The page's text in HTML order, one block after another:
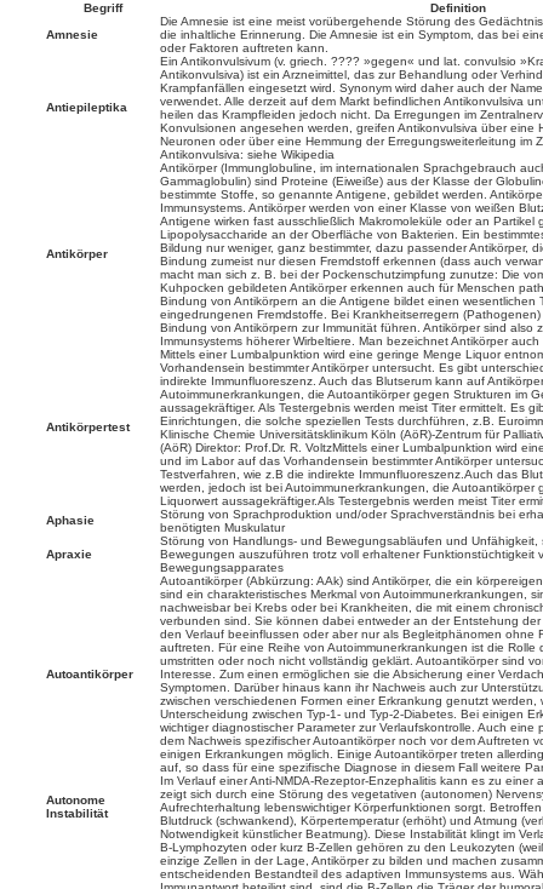
Begriff
Definition
Amnesie
Die Amnesie ist eine meist vorübergehende Störung des
die inhaltliche Erinnerung. Die Amnesie ist ein Symptom, das bei
oder Faktoren auftreten kann.
Antiepileptika
Ein Antikonvulsivum (v. griech. ???? »gegen« und lat. convulsio
Antikonvulsiva) ist ein Arzneimittel, das zur Behandlung oder
Krampfanfällen eingesetzt wird. Synonym wird daher auch der
verwendet. Alle derzeit auf dem Markt befindlichen Antikonvulsiva
heilen das Krampfleiden jedoch nicht. Da Erregungen im
Konvulsionen angesehen werden, greifen Antikonvulsiva über eine
Neuronen oder über eine Hemmung der Erregungsweiterleitung im
Antikonvulsiva: siehe Wikipedia
Antikörper
Antikörper (Immunglobuline, im internationalen Sprachgebrauch
Gammaglobulin) sind Proteine (Eiweiße) aus der Klasse der
bestimmte Stoffe, so genannte Antigene, gebildet werden.
Immunsystems. Antikörper werden von einer Klasse von weißen
Antigene wirken fast ausschließlich Makromoleküle oder an Partikel
Lipopolysaccharide an der Oberfläche von Bakterien. Ein
Bildung nur weniger, ganz bestimmter, dazu passender Antikörper,
Bindung zumeist nur diesen Fremdstoff erkennen (dass auch
macht man sich z. B. bei der Pockenschutzimpfung zunutze: Die
Kuhpocken gebildeten Antikörper erkennen auch für Menschen
Bindung von Antikörpern an die Antigene bildet einen wesentlichen
eingedrungenen Fremdstoffe. Bei Krankheitserregern
Bindung von Antikörpern zur Immunität führen. Antikörper sind also
Immunsystems höherer Wirbeltiere. Man bezeichnet Antikörper
Antikörpertest
Mittels einer Lumbalpunktion wird eine geringe Menge Liquor
Vorhandensein bestimmter Antikörper untersucht. Es gibt
indirekte Immunfluoreszenz. Auch das Blutserum kann auf
Autoimmunerkrankungen, die Autoantikörper gegen Strukturen im
aussagekräftiger. Als Testergebnis werden meist Titer ermittelt. Es
Einrichtungen, die solche speziellen Tests durchführen, z.B.
Klinische Chemie Universitätsklinikum Köln (AöR)-Zentrum für
(AöR) Direktor: Prof.Dr. R. VoltzMittels einer Lumbalpunktion wird
und im Labor auf das Vorhandensein bestimmter Antikörper
Testverfahren, wie z.B die indirekte Immunfluoreszenz.Auch das
werden, jedoch ist bei Autoimmunerkrankungen, die Autoantikörper
Liquorwert aussagekräftiger.Als Testergebnis werden meist Titer
Aphasie
Störung von Sprachproduktion und/oder Sprachverständnis bei
benötigten Muskulatur
Apraxie
Störung von Handlungs- und Bewegungsabläufen und
Bewegungen auszuführen trotz voll erhaltener Funktionstüchtigkeit
Bewegungsapparates
Autoantikörper
Autoantikörper (Abkürzung: AAk) sind Antikörper, die ein
sind ein charakteristisches Merkmal von Autoimmunerkrankungen,
nachweisbar bei Krebs oder bei Krankheiten, die mit einem
verbunden sind. Sie können dabei entweder an der Entstehung
den Verlauf beeinflussen oder aber nur als Begleitphänomen ohne
auftreten. Für eine Reihe von Autoimmunerkrankungen ist die Rolle
umstritten oder noch nicht vollständig geklärt. Autoantikörper sind
Interesse. Zum einen ermöglichen sie die Absicherung einer
Symptomen. Darüber hinaus kann ihr Nachweis auch zur
zwischen verschiedenen Formen einer Erkrankung genutzt werden,
Unterscheidung zwischen Typ-1- und Typ-2-Diabetes. Bei einigen
wichtiger diagnostischer Parameter zur Verlaufskontrolle. Auch eine
dem Nachweis spezifischer Autoantikörper noch vor dem Auftreten
einigen Erkrankungen möglich. Einige Autoantikörper treten
auf, so dass für eine spezifische Diagnose in diesem Fall weitere
Autonome
Instabilität
Im Verlauf einer Anti-NMDA-Rezeptor-Enzephalitis kann es zu einer
zeigt sich durch eine Störung des vegetativen (autonomen)
Aufrechterhaltung lebenswichtiger Körperfunktionen sorgt.
Blutdruck (schwankend), Körpertemperatur (erhöht) und Atmung
Notwendigkeit künstlicher Beatmung). Diese Instabilität klingt im
B-Lymphozyten oder kurz B-Zellen gehören zu den Leukozyten
einzige Zellen in der Lage, Antikörper zu bilden und machen
entscheidenden Bestandteil des adaptiven Immunsystems aus.